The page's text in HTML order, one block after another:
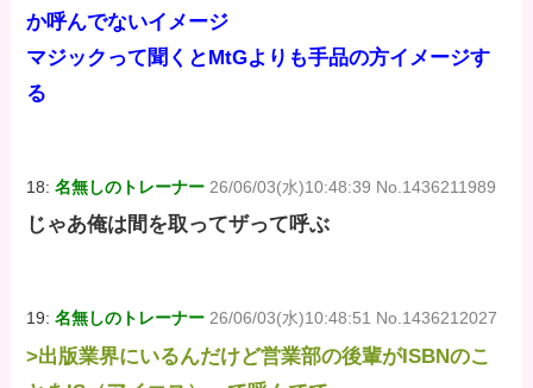
か呼んでないイメージ
マジックって聞くとMtGよりも手品の方イメージす
る
18:名無しのトレーナー 26/06/03(水)10:48:39 No.1436211989
じゃあ俺は間を取ってザって呼ぶ
19:名無しのトレーナー 26/06/03(水)10:48:51 No.1436212027
>出版業界にいるんだけど営業部の後輩がISBNのこ